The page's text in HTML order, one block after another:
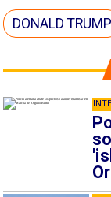
DONALD TRUMP